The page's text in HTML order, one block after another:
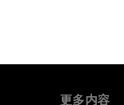
更多内容